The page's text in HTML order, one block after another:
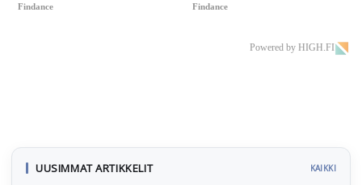
Findance Findance
Powered by HIGH.FI
UUSIMMAT ARTIKKELIT KAIKKI